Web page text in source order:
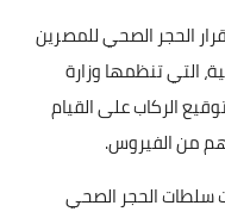
الحجر الصحي للمصرين
التي تنظمها وزارة
والاكتفاء بتوقيع الركاب على القيام
من الفيروس.
سلطات الحجر الصحي